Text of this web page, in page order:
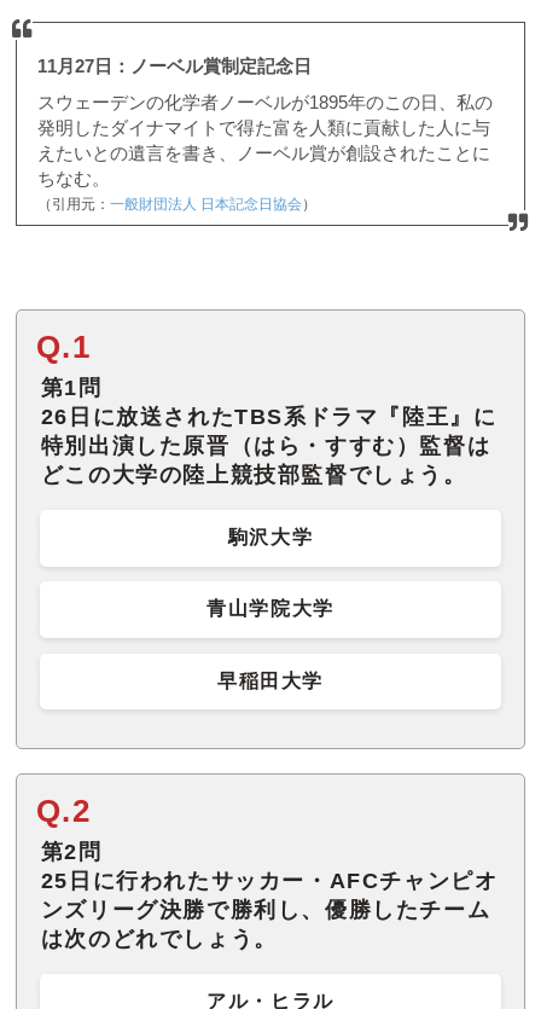
11月27日：ノーベル賞制定記念日
スウェーデンの化学者ノーベルが1895年のこの日、私の
発明したダイナマイトで得た富を人類に貢献した人に与
えたいとの遺言を書き、ノーベル賞が創設されたことに
ちなむ。
（引用元： 一般財団法人 日本記念日協会）
Q.1
第1問
26日に放送されたTBS系ドラマ『陸王』に
特別出演した原晋（はら・すすむ）監督は
どこの大学の陸上競技部監督でしょう。
駒沢大学
青山学院大学
早稲田大学
Q.2
第2問
25日に行われたサッカー・AFCチャンピオ
ンズリーグ決勝で勝利し、優勝したチーム
は次のどれでしょう。
アル・ヒラル